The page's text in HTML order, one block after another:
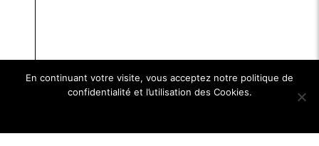
En continuant votre visite, vous acceptez notre politique de
confidentialité et l’utilisation des Cookies.